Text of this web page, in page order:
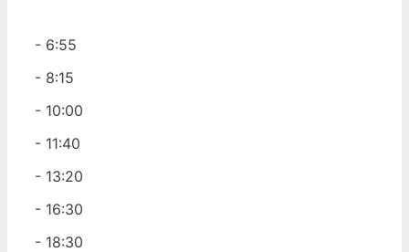
- 6:55
- 8:15
- 10:00
- 11:40
- 13:20
- 16:30
- 18:30